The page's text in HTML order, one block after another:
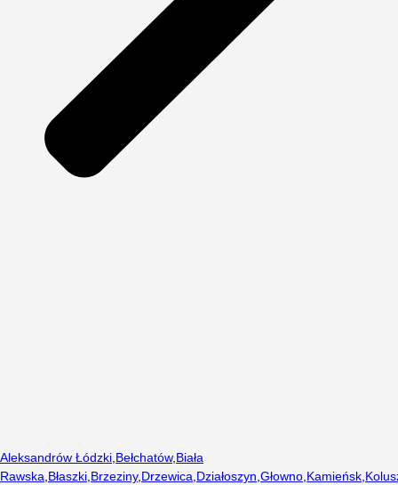
Aleksandrów Łódzki,Bełchatów,Biała
Rawska,Błaszki,Brzeziny,Drzewica,Działoszyn,Głowno,Kamieńsk,